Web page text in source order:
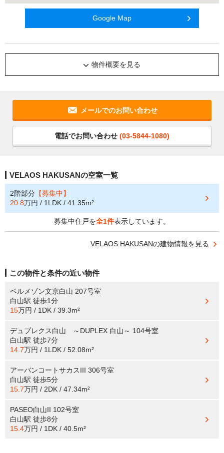
Google Map
物件概要を見る
メールでのお問い合わせ
電話でお問い合わせ (03-5844-1080)
VELAOS HAKUSANの空室一覧
2階部分 【募集中】
20.8万円 / 1LDK / 41.35m²
募集中住戸を全1件表示しています。
VELAOS HAKUSANの建物情報を見る
この物件と条件の近い物件
ベルメゾン文京白山 207号室
白山駅 徒歩1分
15万円 / 1DK / 39.3m²
デュプレクス白山 ～DUPLEX 白山～ 104号室
白山駅 徒歩7分
14.7万円 / 1LDK / 52.08m²
アーバンコートサカスIII 306号室
白山駅 徒歩5分
15.7万円 / 2DK / 47.34m²
PASEO白山II 102号室
白山駅 徒歩8分
15.4万円 / 1DK / 40.5m²